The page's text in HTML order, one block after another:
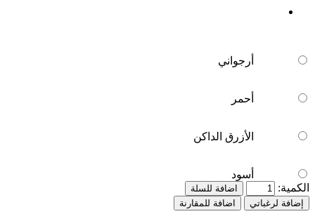
أرجواني
أحمر
الأزرق الداكن
أسود
الكمية:
اضافة للسلة
إضافة لرغباتي
اضافة للمقارنة